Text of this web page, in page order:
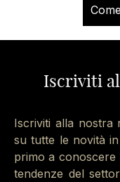
Iscriviti
Iscriviti alla nostra
su tutte le novità
primo a conoscere
tendenze del